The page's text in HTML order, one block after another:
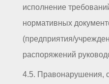
исполнение
нормативных
(предприятия/
распоряжений
4.5. Правонарушения,